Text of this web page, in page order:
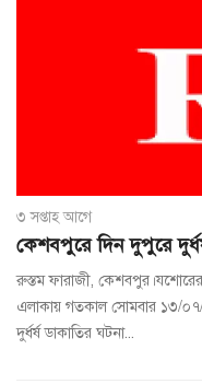
৩ সপ্তাহ আগে
কেশবপুরে দিন দুপুরে
রুস্তম ফারাজী,
এলাকায় গতকাল সোমবার ১৩/
দুর্ধর্ষ ডাকাতির ঘটনা...